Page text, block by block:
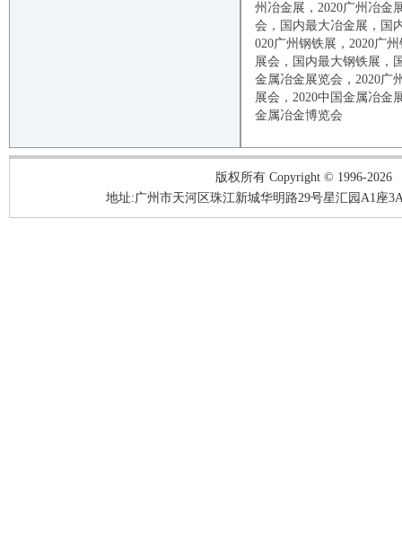
州冶金展， 2020广州冶金
会，国内最大冶金展，国
020广州钢铁展， 2020广
展会，国内最大钢铁展，
金属冶金展览会， 2020广
展会， 2020中国金属冶金
金属冶金博览会
版权所有 Copyright © 1996-2026
地址:广州市天河区珠江新城华明路29号星汇园A1座